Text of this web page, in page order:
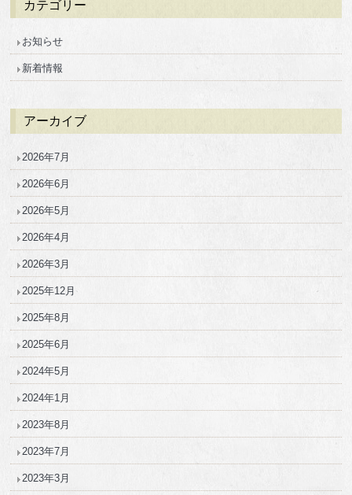
カテゴリー
お知らせ
新着情報
アーカイブ
2026年7月
2026年6月
2026年5月
2026年4月
2026年3月
2025年12月
2025年8月
2025年6月
2024年5月
2024年1月
2023年8月
2023年7月
2023年3月